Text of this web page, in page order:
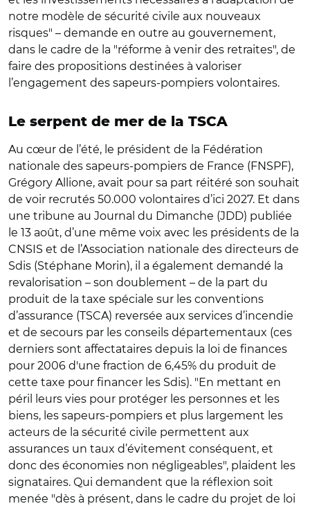
notre modèle de sécurité civile aux nouveaux
risques" – demande en outre au gouvernement,
dans le cadre de la "réforme à venir des retraites", de
faire des propositions destinées à valoriser
l’engagement des sapeurs-pompiers volontaires.
Le serpent de mer de la TSCA
Au cœur de l’été, le président de la Fédération
nationale des sapeurs-pompiers de France (FNSPF),
Grégory Allione, avait pour sa part réitéré son souhait
de voir recrutés 50.000 volontaires d’ici 2027. Et dans
une tribune au Journal du Dimanche (JDD) publiée
le 13 août, d’une même voix avec les présidents de la
CNSIS et de l’Association nationale des directeurs de
Sdis (Stéphane Morin), il a également demandé la
revalorisation – son doublement – de la part du
produit de la taxe spéciale sur les conventions
d’assurance (TSCA) reversée aux services d’incendie
et de secours par les conseils départementaux (ces
derniers sont affectataires depuis la loi de finances
pour 2006 d'une fraction de 6,45% du produit de
cette taxe pour financer les Sdis). "En mettant en
péril leurs vies pour protéger les personnes et les
biens, les sapeurs-pompiers et plus largement les
acteurs de la sécurité civile permettent aux
assurances un taux d’évitement conséquent, et
donc des économies non négligeables", plaident les
signataires. Qui demandent que la réflexion soit
menée "dès à présent, dans le cadre du projet de loi